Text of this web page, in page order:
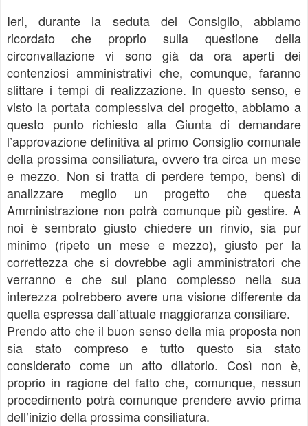
Ieri, durante la seduta del Consiglio, abbiamo
ricordato che proprio sulla questione della
circonvallazione vi sono già da ora aperti dei
contenziosi amministrativi che, comunque, faranno
slittare i tempi di realizzazione. In questo senso, e
visto la portata complessiva del progetto, abbiamo a
questo punto richiesto alla Giunta di demandare
l’approvazione definitiva al primo Consiglio comunale
della prossima consiliatura, ovvero tra circa un mese
e mezzo. Non si tratta di perdere tempo, bensì di
analizzare meglio un progetto che questa
Amministrazione non potrà comunque più gestire. A
noi è sembrato giusto chiedere un rinvio, sia pur
minimo (ripeto un mese e mezzo), giusto per la
correttezza che si dovrebbe agli amministratori che
verranno e che sul piano complesso nella sua
interezza potrebbero avere una visione differente da
quella espressa dall’attuale maggioranza consiliare.
Prendo atto che il buon senso della mia proposta non
sia stato compreso e tutto questo sia stato
considerato come un atto dilatorio. Così non è,
proprio in ragione del fatto che, comunque, nessun
procedimento potrà comunque prendere avvio prima
dell’inizio della prossima consiliatura.